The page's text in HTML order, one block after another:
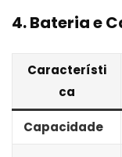
4. Bateria e
Característi
ca
Capacidade